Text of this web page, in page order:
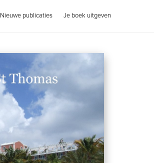
Nieuwe publicaties Je boek uitgeven